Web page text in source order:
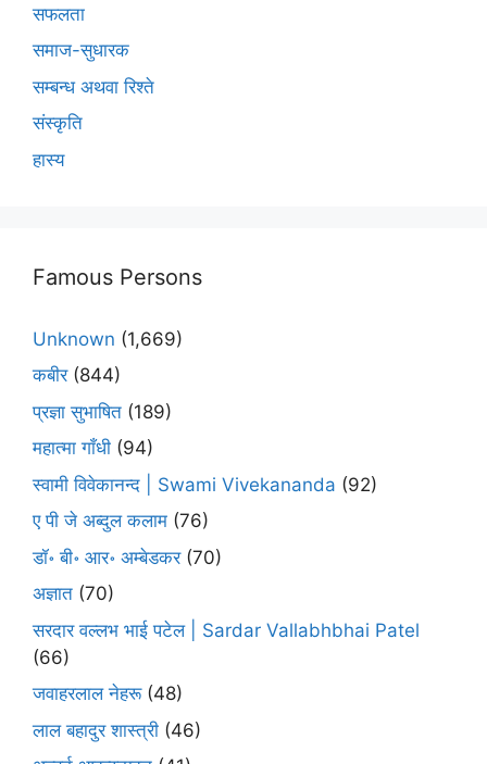
सफलता
समाज-सुधारक
सम्बन्ध अथवा रिश्ते
संस्कृति
हास्य
Famous Persons
Unknown (1,669)
कबीर(844)
प्रज्ञा सुभाषित (189)
महात्मा गाँधी (94)
स्वामी विवेकानन्द | Swami Vivekananda (92)
ए पी जे अब्दुल कलाम (76)
डॉ॰ बी॰ आर॰ अम्बेडकर(70)
अज्ञात (70)
सरदार वल्लभ भाई पटेल | Sardar Vallabhbhai Patel
(66)
जवाहरलाल नेहरू(48)
लाल बहादुर शास्त्री (46)